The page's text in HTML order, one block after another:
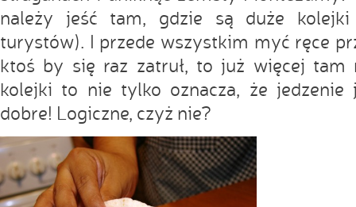
należy jeść tam, gdzie są duże kolejki
turystów). I przede wszystkim myć ręce
ktoś by się raz zatruł, to już więcej
kolejki to nie tylko oznacza, że jedzenie
dobre! Logiczne, czyż nie?